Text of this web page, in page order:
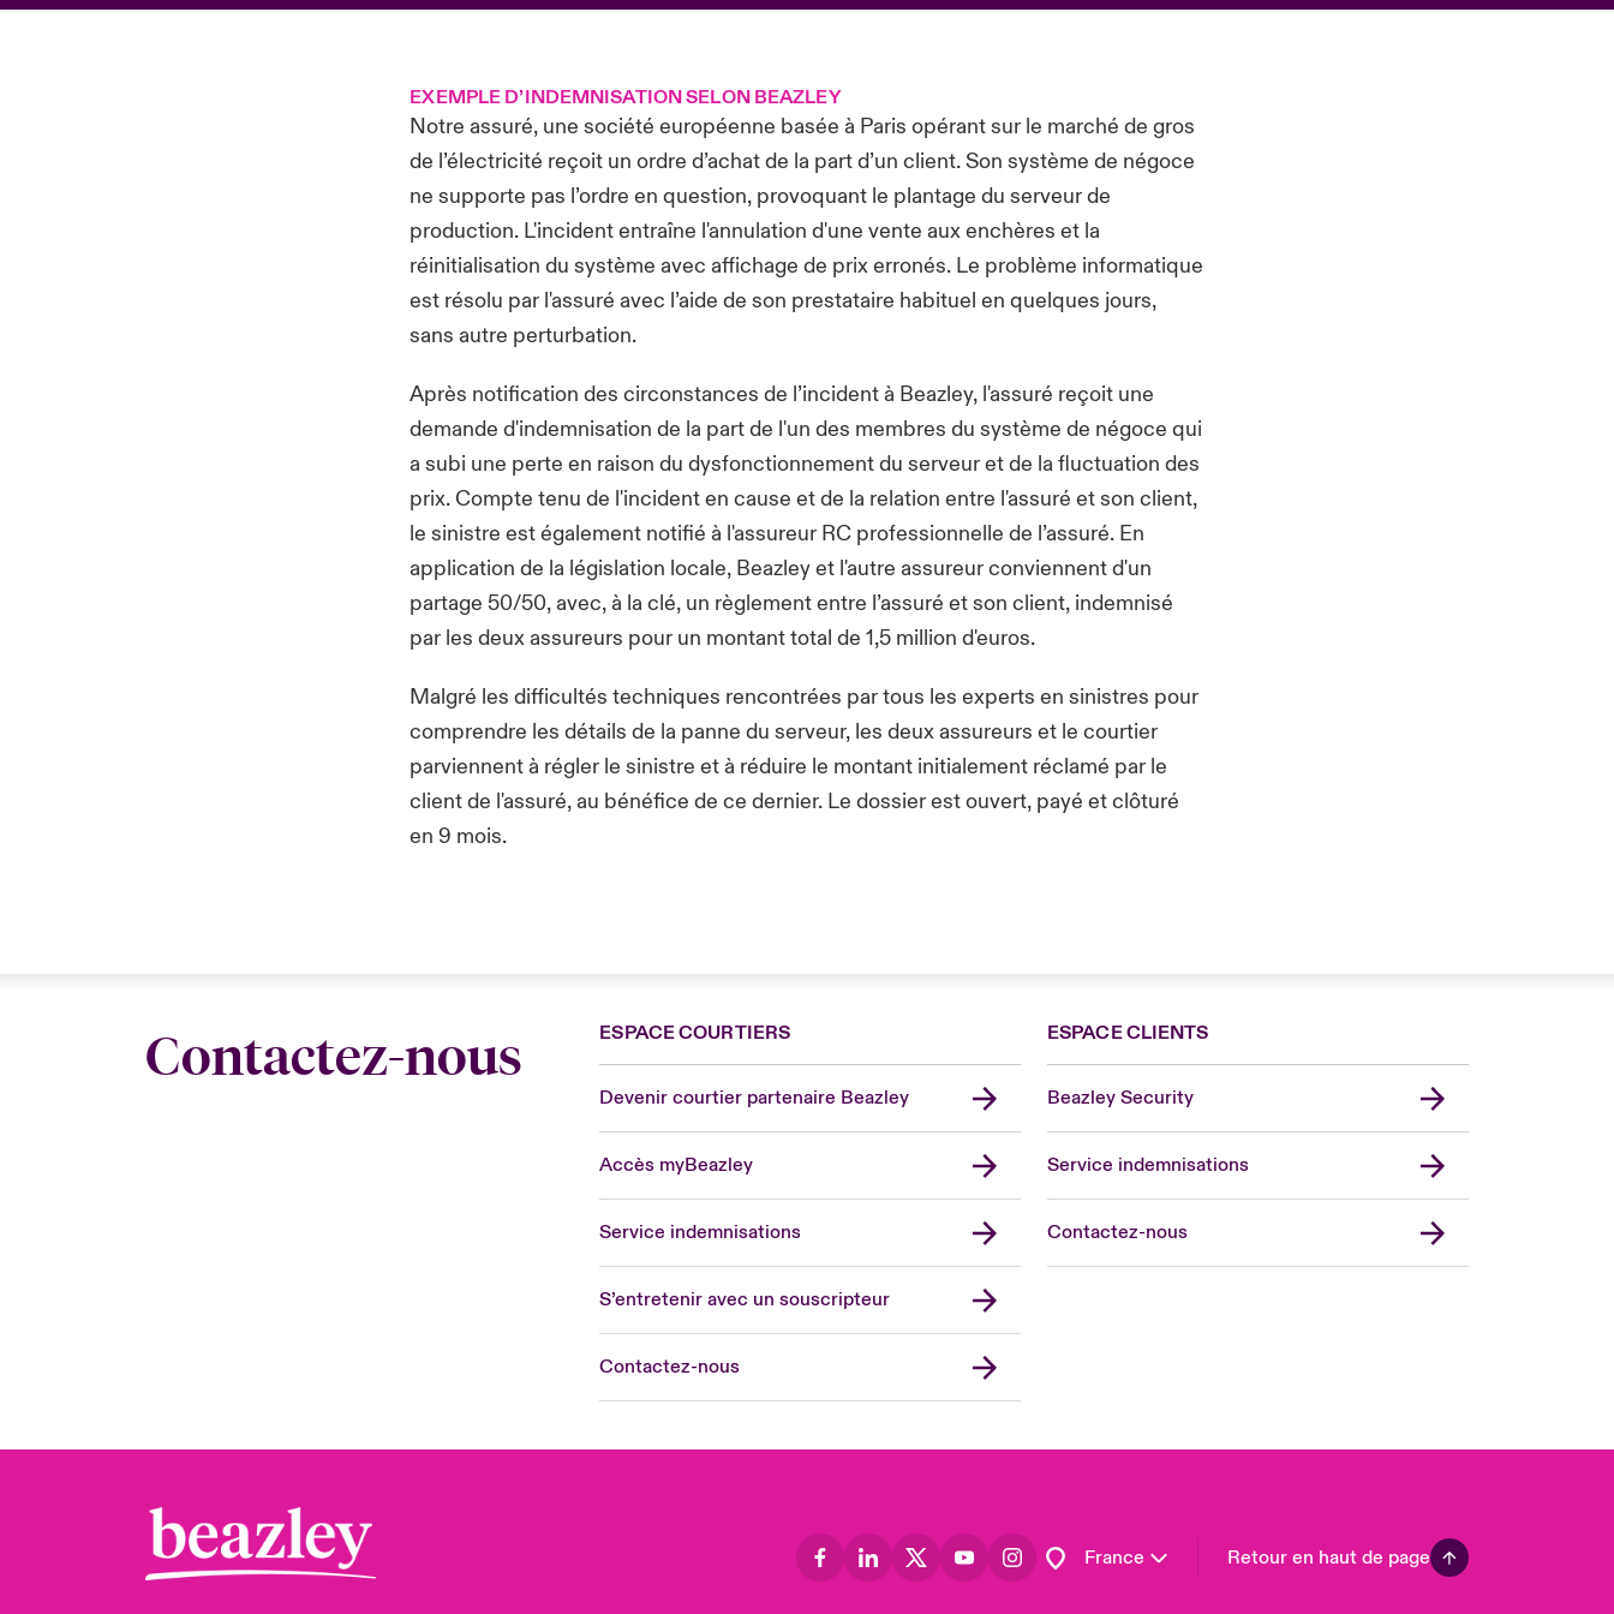
EXEMPLE D’INDEMNISATION SELON BEAZLEY
Notre assuré, une société européenne basée à Paris opérant sur le marché de gros
de l’électricité reçoit un ordre d’achat de la part d’un client. Son système de négoce
ne supporte pas l’ordre en question, provoquant le plantage du serveur de
production. L'incident entraîne l'annulation d'une vente aux enchères et la
réinitialisation du système avec affichage de prix erronés. Le problème informatique
est résolu par l'assuré avec l’aide de son prestataire habituel en quelques jours,
sans autre perturbation.
Après notification des circonstances de l’incident à Beazley, l'assuré reçoit une
demande d'indemnisation de la part de l'un des membres du système de négoce qui
a subi une perte en raison du dysfonctionnement du serveur et de la fluctuation des
prix. Compte tenu de l'incident en cause et de la relation entre l'assuré et son client,
le sinistre est également notifié à l'assureur RC professionnelle de l’assuré. En
application de la législation locale, Beazley et l'autre assureur conviennent d'un
partage 50/50, avec, à la clé, un règlement entre l’assuré et son client, indemnisé
par les deux assureurs pour un montant total de 1,5 million d'euros.
Malgré les difficultés techniques rencontrées par tous les experts en sinistres pour
comprendre les détails de la panne du serveur, les deux assureurs et le courtier
parviennent à régler le sinistre et à réduire le montant initialement réclamé par le
client de l'assuré, au bénéfice de ce dernier. Le dossier est ouvert, payé et clôturé
en 9 mois.
Contactez-nous ESPACE COURTIERS
Devenir courtier partenaire Beazley
Accès myBeazley
Service indemnisations
S’entretenir avec un souscripteur
Contactez-nous
ESPACE CLIENTS
Beazley Security
Service indemnisations
Contactez-nous
France
United Kingdom
Retour en haut de page